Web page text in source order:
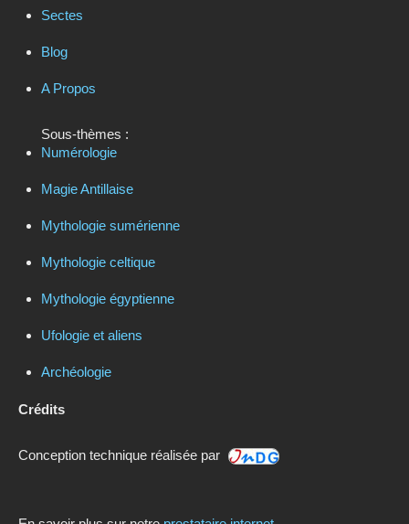
Sectes
Blog
A Propos
Sous-thèmes :
Numérologie
Magie Antillaise
Mythologie sumérienne
Mythologie celtique
Mythologie égyptienne
Ufologie et aliens
Archéologie
Crédits
Conception technique réalisée par